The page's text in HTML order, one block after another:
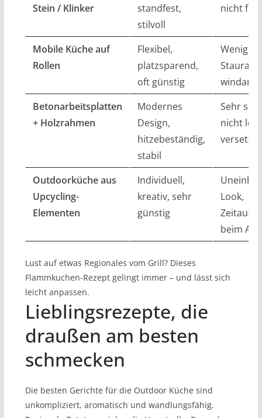
Stein / Klinker
standfest,
stilvoll
nicht
Mobile Küche auf
Rollen
Flexibel,
platzsparend,
oft günstig
Wenig
Betonarbeitsplatten
+ Holzrahmen
Modernes
Design,
hitzebeständig,
stabil
Sehr
nicht
Outdoorküche aus
Upcycling-
Elementen
Individuell,
kreativ, sehr
günstig
Look,
beim
Lust auf etwas Regionales vom Grill? Dieses
Flammkuchen-Rezept gelingt immer – und lässt sich
leicht anpassen.
Lieblingsrezepte, die
draußen am besten
schmecken
Die besten Gerichte für die Outdoor Küche sind
unkompliziert, aromatisch und wandlungsfähig.